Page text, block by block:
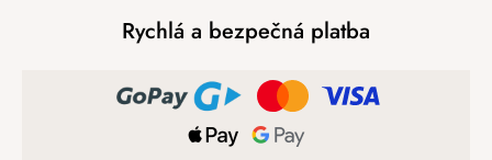
Rychlá a bezpečná platba